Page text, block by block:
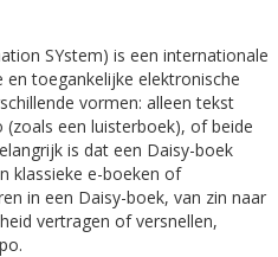
SYstem) is een internationale
toegankelijke elektronische
vormen: alleen tekst
een luisterboek), of beide
is dat een Daisy-boek
klassieke e-boeken of
in een Daisy-boek, van zin naar
vertragen of versnellen,